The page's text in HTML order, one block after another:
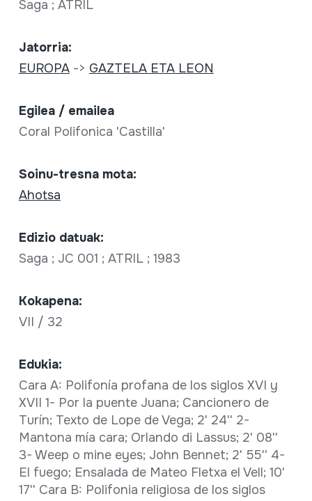
Saga ; ATRIL
Jatorria:
EUROPA-> GAZTELA ETA LEON
Egilea / emailea
Coral Polifonica 'Castilla'
Soinu-tresna mota:
Ahotsa
Edizio datuak:
Saga ; JC 001 ; ATRIL ; 1983
Kokapena:
VII / 32
Edukia:
Cara A: Polifonía profana de los siglos XVI y
XVII 1- Por la puente Juana; Cancionero de
Turín; Texto de Lope de Vega; 2' 24'' 2-
Mantona mía cara; Orlando di Lassus; 2' 08''
3- Weep o mine eyes; John Bennet; 2' 55'' 4-
El fuego; Ensalada de Mateo Fletxa el Vell; 10'
17'' Cara B: Polifonia religiosa de los siglos